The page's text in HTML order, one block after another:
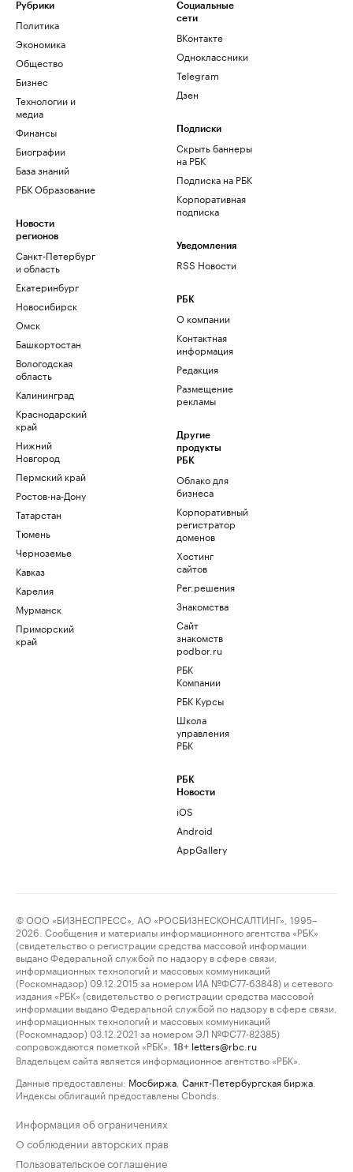
Рубрики
Политика
Экономика
Общество
Бизнес
Технологии и
медиа
Финансы
Биографии
База знаний
РБК Образование
Новости
регионов
Санкт-Петербург
и область
Екатеринбург
Новосибирск
Омск
Башкортостан
Вологодская
область
Калининград
Краснодарский
край
Нижний
Новгород
Пермский край
Ростов-на-Дону
Татарстан
Тюмень
Черноземье
Кавказ
Карелия
Мурманск
Приморский
край
Социальные
сети
ВКонтакте
Одноклассники
Telegram
Дзен
Подписки
Скрыть баннеры
на РБК
Подписка на РБК
Корпоративная
подписка
Уведомления
RSS Новости
РБК
О компании
Контактная
информация
Редакция
Размещение
рекламы
Другие
продукты
РБК
Облако для
бизнеса
Корпоративный
регистратор
доменов
Хостинг
сайтов
Рег.решения
Знакомства
Сайт
знакомств
podbor.ru
РБК
Компании
РБК Курсы
Школа
управления
РБК
РБК
Новости
iOS
Android
AppGallery
© ООО «БИЗНЕСПРЕСС», АО «РОСБИЗНЕСКОНСАЛТИНГ», 1995–
2026. Сообщения и материалы информационного агентства «РБК»
(свидетельство о регистрации средства массовой информации
выдано Федеральной службой по надзору в сфере связи,
информационных технологий и массовых коммуникаций
(Роскомнадзор) 09.12.2015 за номером ИА №ФС77-63848) и сетевого
издания «РБК» (свидетельство о регистрации средства массовой
информации выдано Федеральной службой по надзору в сфере связи,
информационных технологий и массовых коммуникаций
(Роскомнадзор) 03.12.2021 за номером ЭЛ №ФС77-82385)
сопровождаются пометкой «РБК».
18+ letters@rbc.ru
Владельцем сайта является информационное агентство «РБК».
Данные предоставлены: Мосбиржа Санкт-Петербургская биржа
Индексы облигаций предоставлены Cbonds.
Информация об ограничениях
О соблюдении авторских прав
Пользовательское соглашение